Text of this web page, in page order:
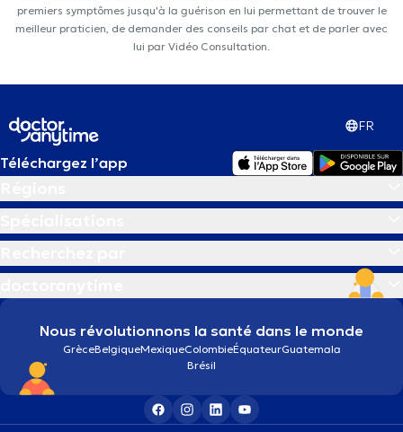
premiers symptômes jusqu'à la guérison en lui permettant de trouver le
meilleur praticien, de demander des conseils par chat et de parler avec
lui par Vidéo Consultation.
FR
Téléchargez l’app
Nous révolutionnons la santé dans le monde
GrèceBelgiqueMexiqueColombieÉquateurGuatemala
Brésil